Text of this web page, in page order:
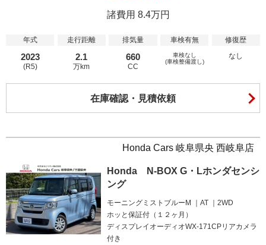
諸費用 8.4万円
年式
2023
(R5)
走行距離
2.1
万km
排気量
660
CC
車検有無
車検なし
(車検整備渡し)
修復歴
なし
在庫確認・見積依頼
Honda Cars 岐阜県央 西岐阜店
Honda N-BOX G・Lホンダセンシ
ング
モーニングミストブルーM AT
2WD
ホッと保証付（１２ヶ月）
ディスプレイオーディオWX-171CPリアカメラ
付き